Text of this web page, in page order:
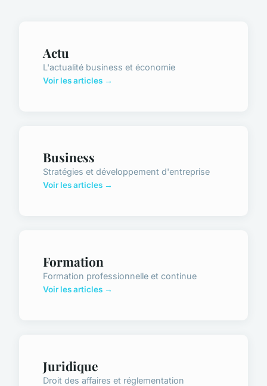
Actu
L'actualité business et économie
Voir les articles →
Business
Stratégies et développement d'entreprise
Voir les articles →
Formation
Formation professionnelle et continue
Voir les articles →
Juridique
Droit des affaires et réglementation